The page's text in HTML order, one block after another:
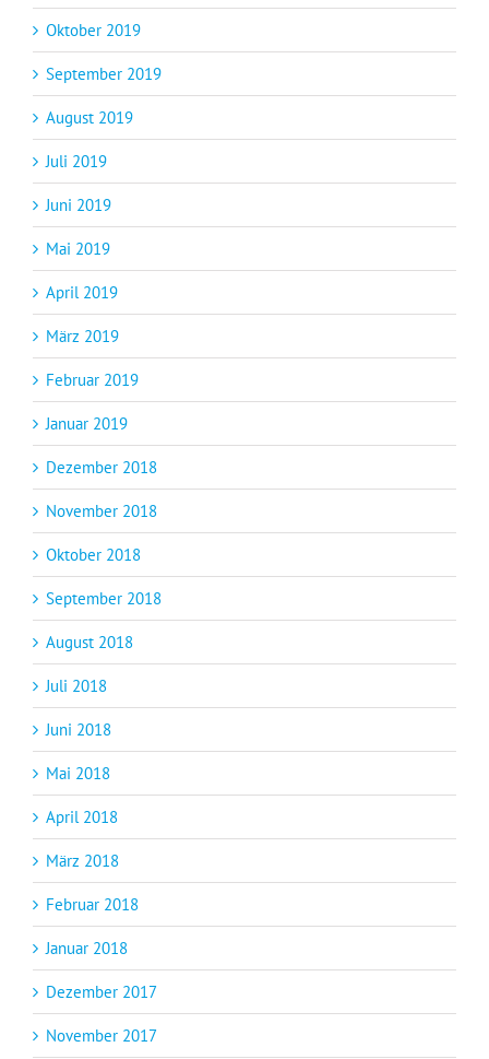
Oktober 2019
September 2019
August 2019
Juli 2019
Juni 2019
Mai 2019
April 2019
März 2019
Februar 2019
Januar 2019
Dezember 2018
November 2018
Oktober 2018
September 2018
August 2018
Juli 2018
Juni 2018
Mai 2018
April 2018
März 2018
Februar 2018
Januar 2018
Dezember 2017
November 2017